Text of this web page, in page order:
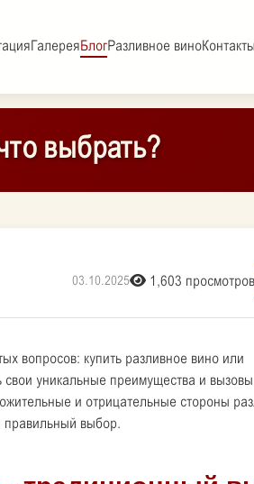
Галерея БлогРазливное виноКонтакты
выбрать?
03.10.2025 1,603 просмотров
вопросов: купить разливное вино или
уникальные преимущества и
и отрицательные стороны
правильный выбор.